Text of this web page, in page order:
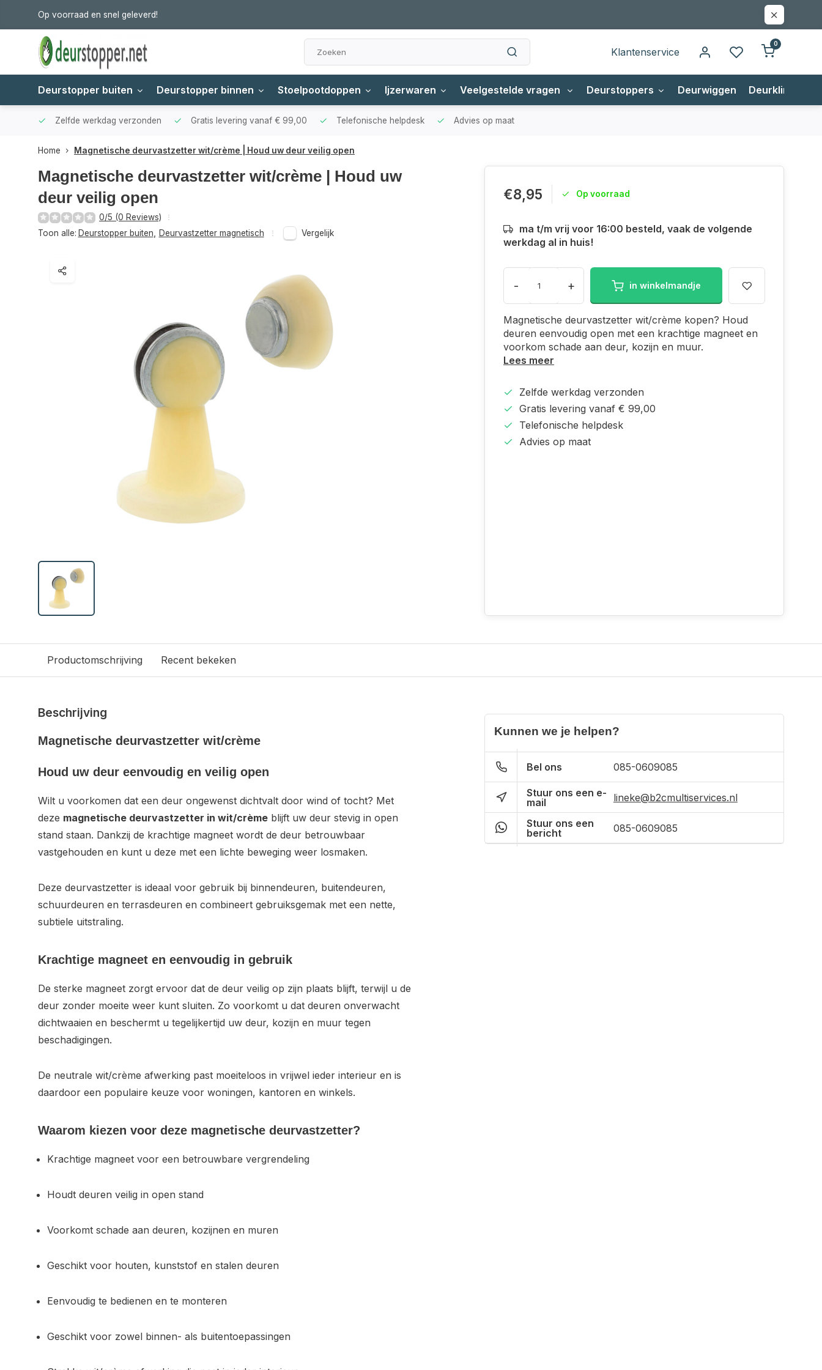
Op voorraad en snel geleverd!
Klantenservice
0
Deurstopper buiten Deurstopper binnen Stoelpootdoppen Ijzerwaren Veelgestelde vragen Deurstoppers Deurwiggen Deurklinken
Zelfde werkdag verzonden Gratis levering vanaf € 99,00 Telefonische helpdesk Advies op maat
Home Magnetische deurvastzetter wit/crème | Houd uw deur veilig open
Magnetische deurvastzetter wit/crème | Houd uw
deur veilig open
0/5 (0 Reviews)
Toon alle: Deurstopper buiten Deurvastzetter magnetisch Vergelijk
€8,95 Op voorraad
ma t/m vrij voor 16:00 besteld, vaak de volgende
werkdag al in huis!
- + in winkelmandje
Magnetische deurvastzetter wit/crème kopen? Houd
deuren eenvoudig open met een krachtige magneet en
voorkom schade aan deur, kozijn en muur.
Lees meer
Zelfde werkdag verzonden
Gratis levering vanaf € 99,00
Telefonische helpdesk
Advies op maat
Productomschrijving Recent bekeken
Beschrijving
Magnetische deurvastzetter wit/crème
Houd uw deur eenvoudig en veilig open
Wilt u voorkomen dat een deur ongewenst dichtvalt door wind of tocht? Met
deze magnetische deurvastzetter in wit/crème blijft uw deur stevig in open
stand staan. Dankzij de krachtige magneet wordt de deur betrouwbaar
vastgehouden en kunt u deze met een lichte beweging weer losmaken.
Deze deurvastzetter is ideaal voor gebruik bij binnendeuren, buitendeuren,
schuurdeuren en terrasdeuren en combineert gebruiksgemak met een nette,
subtiele uitstraling.
Krachtige magneet en eenvoudig in gebruik
De sterke magneet zorgt ervoor dat de deur veilig op zijn plaats blijft, terwijl u de
deur zonder moeite weer kunt sluiten. Zo voorkomt u dat deuren onverwacht
dichtwaaien en beschermt u tegelijkertijd uw deur, kozijn en muur tegen
beschadigingen.
De neutrale wit/crème afwerking past moeiteloos in vrijwel ieder interieur en is
daardoor een populaire keuze voor woningen, kantoren en winkels.
Waarom kiezen voor deze magnetische deurvastzetter?
Krachtige magneet voor een betrouwbare vergrendeling
Houdt deuren veilig in open stand
Voorkomt schade aan deuren, kozijnen en muren
Geschikt voor houten, kunststof en stalen deuren
Eenvoudig te bedienen en te monteren
Geschikt voor zowel binnen- als buitentoepassingen
Kunnen we je helpen?
Bel ons 085-0609085
Stuur ons een e-
mail
lineke@b2cmultiservices.nl
Stuur ons een
bericht
085-0609085